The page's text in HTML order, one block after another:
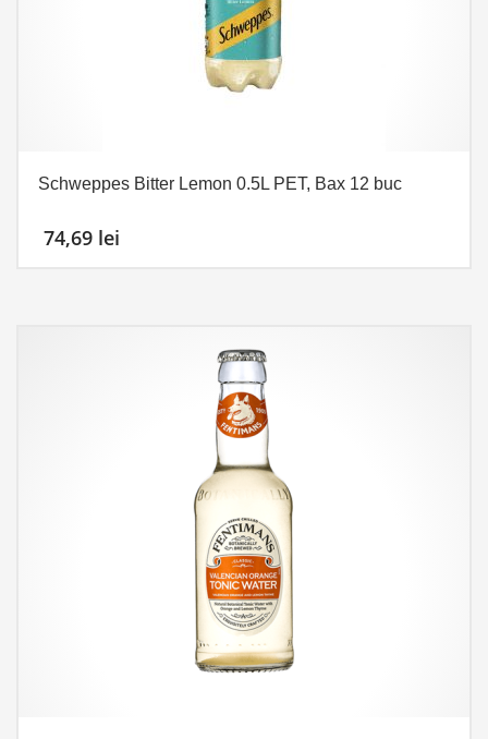
Schweppes Bitter Lemon 0.5L PET, Bax 12 buc
74,69 lei